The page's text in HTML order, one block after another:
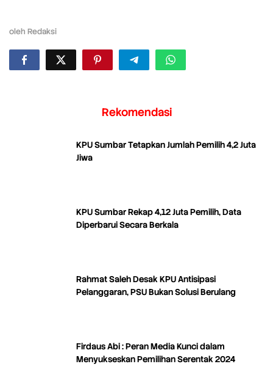
oleh Redaksi
Rekomendasi
KPU Sumbar Tetapkan Jumlah Pemilih 4,2 Juta
Jiwa
KPU Sumbar Rekap 4,12 Juta Pemilih, Data
Diperbarui Secara Berkala
Rahmat Saleh Desak KPU Antisipasi
Pelanggaran, PSU Bukan Solusi Berulang
Firdaus Abi : Peran Media Kunci dalam
Menyukseskan Pemilihan Serentak 2024